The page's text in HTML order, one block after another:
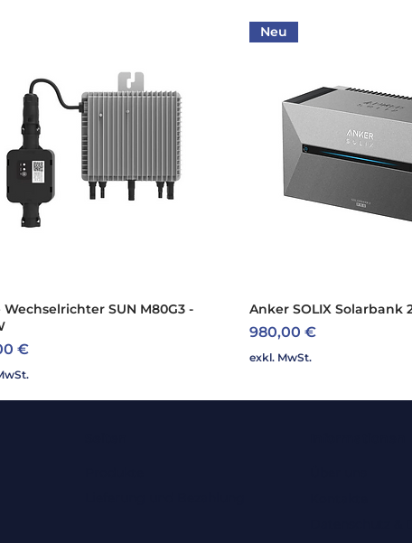
Schnellansicht
Wechselrichter SUN M80G3 -
€
Neu
Anker SOLIX Solarbank
Preis
980,00 €
exkl. MwSt.
Einspeisephasen: